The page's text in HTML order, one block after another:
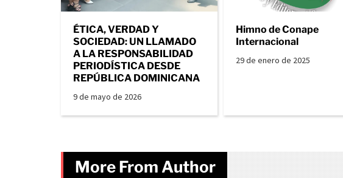
ÉTICA, VERDAD Y
SOCIEDAD: UN LLAMADO
A LA RESPONSABILIDAD
PERIODÍSTICA DESDE
REPÚBLICA DOMINICANA
9 de mayo de 2026
Himno de Conape
Internacional
29 de enero de 2025
More From Author